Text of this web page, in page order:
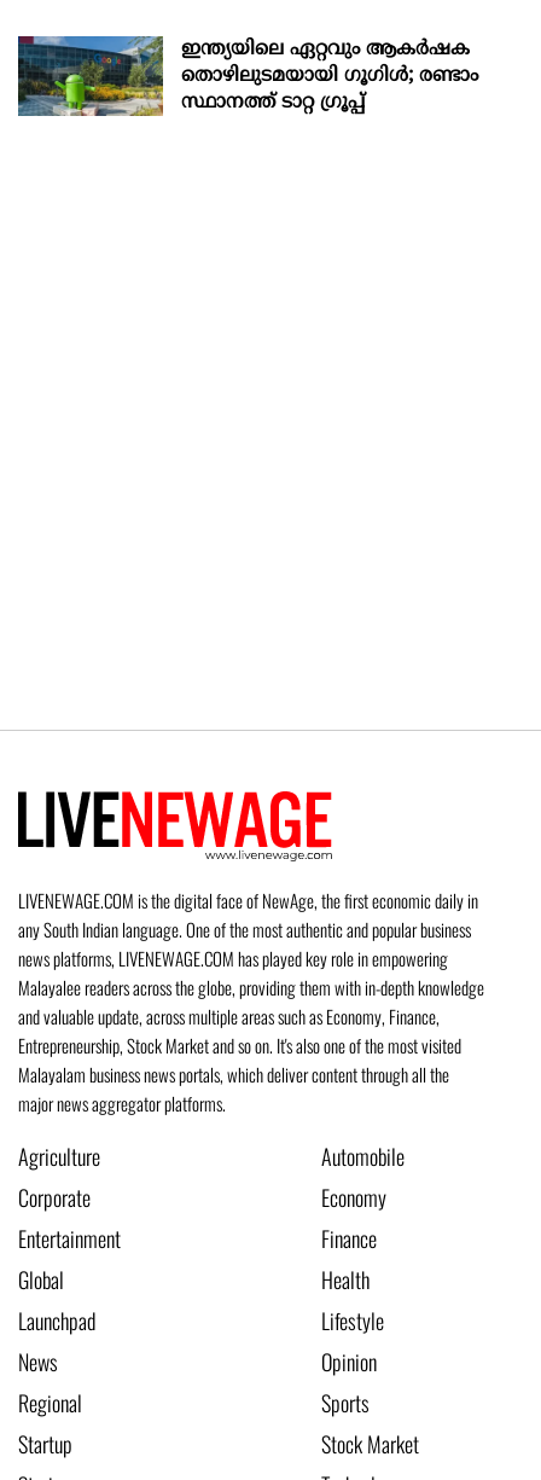
ഇന്ത്യയിലെ ഏറ്റവും ആകര്‍ഷക
തൊഴിലുടമയായി ഗൂഗിള്‍; രണ്ടാം
സ്ഥാനത്ത് ടാറ്റ ഗ്രൂപ്പ്
LIVENEWAGE.COM is the digital face of NewAge, the first economic daily in
any South Indian language. One of the most authentic and popular business
news platforms, LIVENEWAGE.COM has played key role in empowering
Malayalee readers across the globe, providing them with in-depth knowledge
and valuable update, across multiple areas such as Economy, Finance,
Entrepreneurship, Stock Market and so on. It's also one of the most visited
Malayalam business news portals, which deliver content through all the
major news aggregator platforms.
Agriculture
Automobile
Corporate
Economy
Entertainment
Finance
Global
Health
Launchpad
Lifestyle
News
Opinion
Regional
Sports
Startup
Stock Market